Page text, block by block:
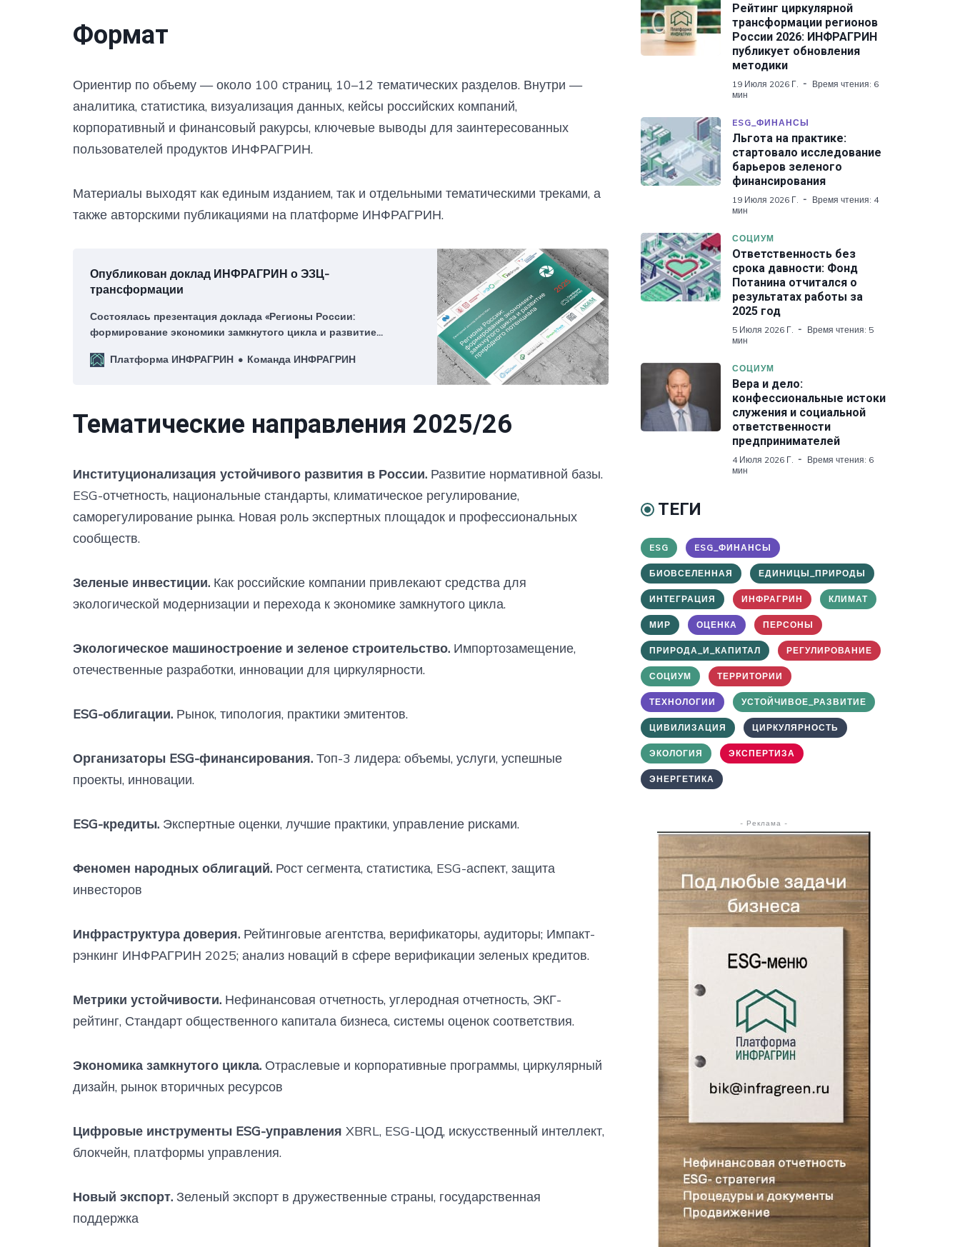
Формат
Ориентир по объему — около 100 страниц, 10–12 тематических разделов. Внутри —
аналитика, статистика, визуализация данных, кейсы российских компаний,
корпоративный и финансовый ракурсы, ключевые выводы для заинтересованных
пользователей продуктов ИНФРАГРИН.
Материалы выходят как единым изданием, так и отдельными тематическими треками, а
также авторскими публикациями на платформе ИНФРАГРИН.
Опубликован доклад ИНФРАГРИН о ЭЗЦ-
трансформации
Состоялась презентация доклада «Регионы России:
формирование экономики замкнутого цикла и развитие
национального рейтинга циркулярной трансформации
Платформа ИНФРАГРИН Команда ИНФРАГРИН
Тематические направления 2025/26
Институционализация устойчивого развития в России. Развитие нормативной базы.
ESG-отчетность, национальные стандарты, климатическое регулирование,
саморегулирование рынка. Новая роль экспертных площадок и профессиональных
сообществ.
Зеленые инвестиции. Как российские компании привлекают средства для
экологической модернизации и перехода к экономике замкнутого цикла.
Экологическое машиностроение и зеленое строительство. Импортозамещение,
отечественные разработки, инновации для циркулярности.
ESG-облигации. Рынок, типология, практики эмитентов.
Организаторы ESG-финансирования. Топ-3 лидера: объемы, услуги, успешные
проекты, инновации.
ESG-кредиты. Экспертные оценки, лучшие практики, управление рисками.
Феномен народных облигаций. Рост сегмента, статистика, ESG-аспект, защита
инвесторов
Инфраструктура доверия. Рейтинговые агентства, верификаторы, аудиторы; Импакт-
рэнкинг ИНФРАГРИН 2025; анализ новаций в сфере верификации зеленых кредитов.
Метрики устойчивости. Нефинансовая отчетность, углеродная отчетность, ЭКГ-
рейтинг, Стандарт общественного капитала бизнеса, системы оценок соответствия.
Экономика замкнутого цикла. Отраслевые и корпоративные программы, циркулярный
дизайн, рынок вторичных ресурсов
Цифровые инструменты ESG-управления XBRL, ESG-ЦОД, искусственный интеллект,
блокчейн, платформы управления.
Новый экспорт. Зеленый экспорт в дружественные страны, государственная
поддержка
Рейтинг циркулярной
трансформации регионов
России 2026: ИНФРАГРИН
публикует обновления
методики
19 Июля 2026 Г.
Время чтения: 6
мин
ESG_ФИНАНСЫ
Льгота на практике:
стартовало исследование
барьеров зеленого
финансирования
19 Июля 2026 Г.
Время чтения: 4
мин
СОЦИУМ
Ответственность без
срока давности: Фонд
Потанина отчитался о
результатах работы за
2025 год
5 Июля 2026 Г.
Время чтения: 5
мин
СОЦИУМ
Вера и дело:
конфессиональные истоки
служения и социальной
ответственности
предпринимателей
4 Июля 2026 Г.
Время чтения: 6
мин
ТЕГИ
ESG ESG_ФИНАНСЫ
БИОВСЕЛЕННАЯ ЕДИНИЦЫ_ПРИРОДЫ
ИНТЕГРАЦИЯ ИНФРАГРИН КЛИМАТ
МИР ОЦЕНКА ПЕРСОНЫ
ПРИРОДА_И_КАПИТАЛ РЕГУЛИРОВАНИЕ
СОЦИУМ ТЕРРИТОРИИ
ТЕХНОЛОГИИ УСТОЙЧИВОЕ_РАЗВИТИЕ
ЦИВИЛИЗАЦИЯ ЦИРКУЛЯРНОСТЬ
ЭКОЛОГИЯ ЭКСПЕРТИЗА
ЭНЕРГЕТИКА
- Реклама -